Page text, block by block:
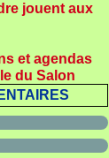
jouent aux
et agendas
du Salon